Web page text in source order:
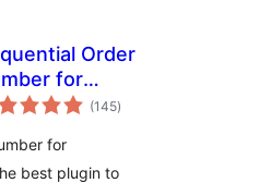
Order
for
(145总
评)
for
best plugin to